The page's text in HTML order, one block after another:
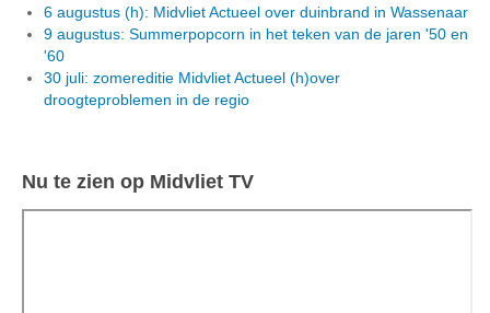
6 augustus (h): Midvliet Actueel over duinbrand in Wassenaar
9 augustus: Summerpopcorn in het teken van de jaren '50 en
'60
30 juli: zomereditie Midvliet Actueel (h)over
droogteproblemen in de regio
Nu te zien op Midvliet TV